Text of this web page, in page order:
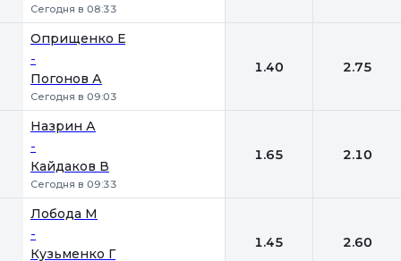
Сегодня в 08:33
Оприщенко Е
-
Погонов А
Сегодня в 09:03
1.40 2.75
Назрин А
-
Кайдаков В
Сегодня в 09:33
1.65 2.10
Лобода М
-
Кузьменко Г
1.45 2.60